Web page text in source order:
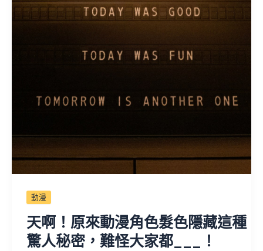
動漫
天啊！原來動漫角色髮色隱藏這種
驚人秘密，難怪大家都___！